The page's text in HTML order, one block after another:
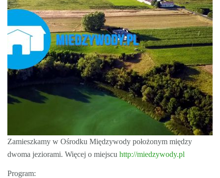
Zamieszkamy w Ośrodku Międzywody położonym między
dwoma jeziorami. Więcej o miejscu http://miedzywody.pl
Program: